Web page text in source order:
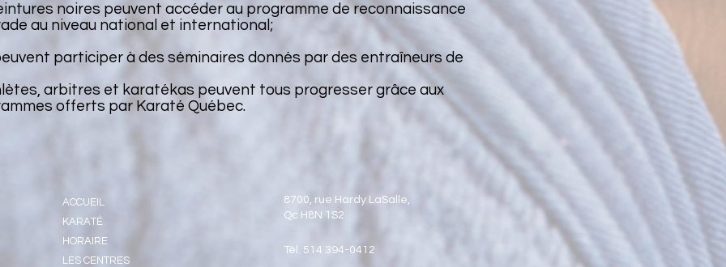
noires peuvent accéder au programme de reconnaissance
au niveau national et international;
participer à des séminaires donnés par des entraîneurs de
arbitres et karatékas peuvent tous progresser grâce aux
offerts par Karaté Québec.
ACCUEIL
KARATÉ
HORAIRE
LES CENTRES
8700, rue Hardy LaSalle,
Qc H8N 1S2
Tél. 514 394-0412